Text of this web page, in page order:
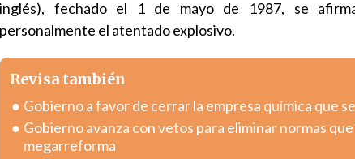
inglés), fechado el 1 de mayo de 1987, se
personalmente el atentado explosivo.
Revisa también
Gobierno a favor de cerrar la empresa química que
Gobierno avanza con vetos para eliminar normas
megarreforma